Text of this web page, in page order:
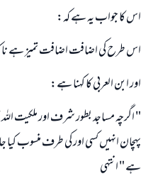
اس كا جواب يہ ہے كہ:
اس طرح كى اضافت اضافت تميز ہے نا
اور ابن العربى كا كہنا ہے:
" اگرچہ مساجد بطور شرف اور ملكيت
پہچان انہيں كسى اور كى طرف منسوب كيا
ہے " انتہى
ابھی